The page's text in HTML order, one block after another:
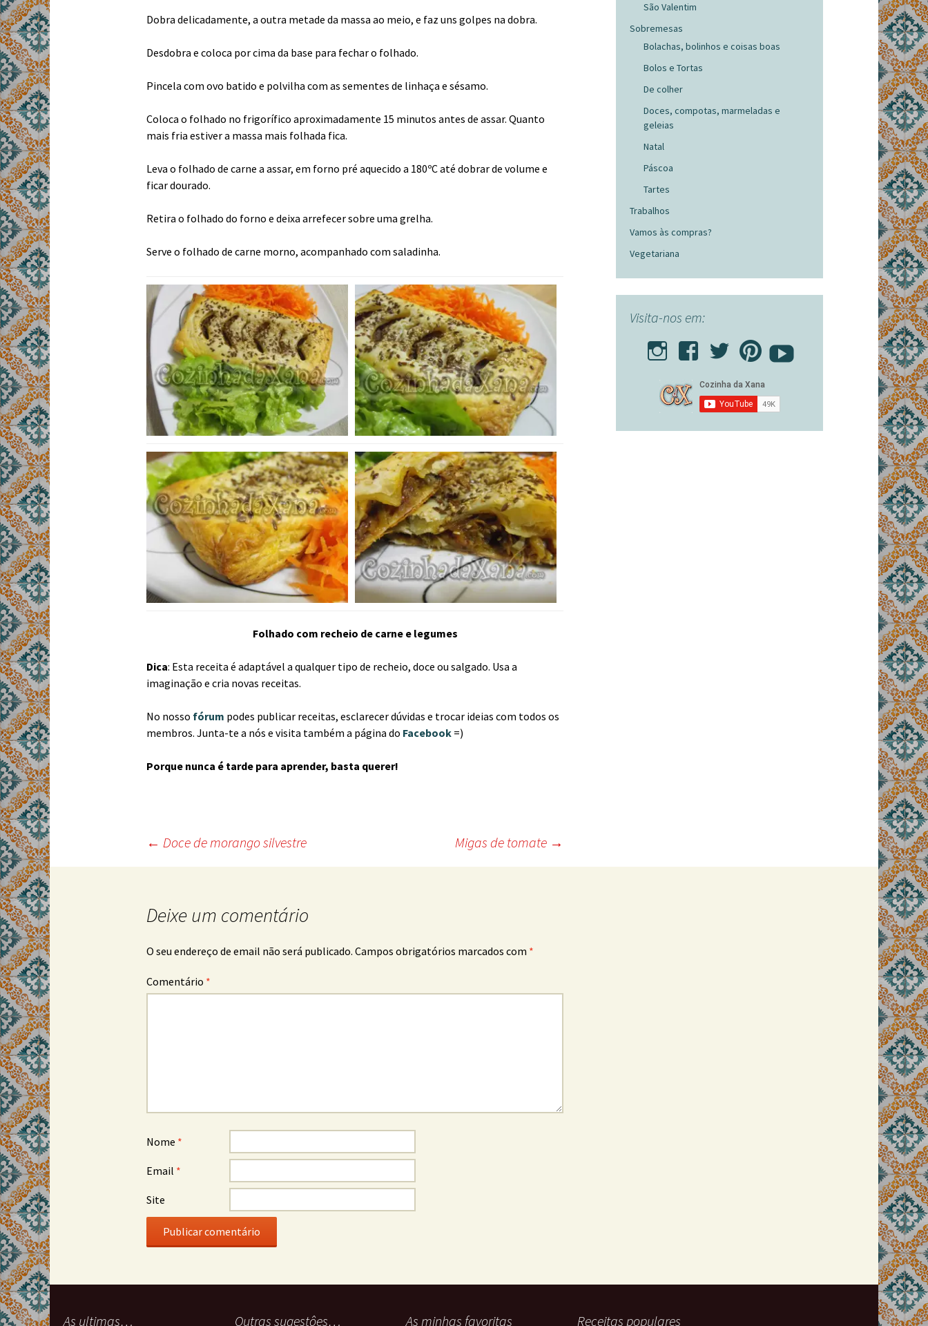
Dobra delicadamente, a outra metade da massa ao meio, e faz uns golpes na dobra.
Desdobra e coloca por cima da base para fechar o folhado.
Pincela com ovo batido e polvilha com as sementes de linhaça e sésamo.
Coloca o folhado no frigorífico aproximadamente 15 minutos antes de assar. Quanto
mais fria estiver a massa mais folhada fica.
Leva o folhado de carne a assar, em forno pré aquecido a 180ºC até dobrar de volume e
ficar dourado.
Retira o folhado do forno e deixa arrefecer sobre uma grelha.
Serve o folhado de carne morno, acompanhado com saladinha.
Folhado com recheio de carne e legumes
Dica: Esta receita é adaptável a qualquer tipo de recheio, doce ou salgado. Usa a
imaginação e cria novas receitas.
No nosso fórum podes publicar receitas, esclarecer dúvidas e trocar ideias com todos os
membros. Junta-te a nós e visita também a página do Facebook =)
Porque nunca é tarde para aprender, basta querer!
Post
navigation
← Doce de morango silvestre Migas de tomate →
Deixe um comentário
O seu endereço de email não será publicado. Campos obrigatórios marcados com *
Comentário *
Nome *
Email *
Site
São Valentim
Sobremesas
Bolachas, bolinhos e coisas boas
Bolos e Tortas
De colher
Doces, compotas, marmeladas e
geleias
Natal
Páscoa
Tartes
Trabalhos
Vamos às compras?
Vegetariana
Visita-nos em:
As ultimas… Outras sugestôes… As minhas favoritas Receitas populares